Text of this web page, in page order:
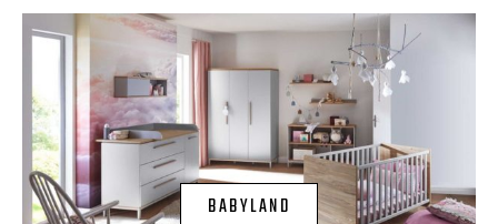
BABYLAND